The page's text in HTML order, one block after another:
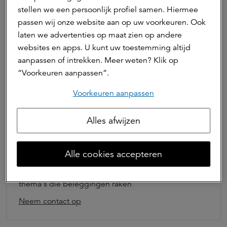
Marktontwikkelingen
Deel dit artikel
Mark Kamerman
Senior Beleggingsstrateeg
analyse van financiële markten vanuit (macro-)
thema's die beleggingen raken
Neem contact op
stellen we een persoonlijk profiel samen. Hiermee
passen wij onze website aan op uw voorkeuren. Ook
laten we advertenties op maat zien op andere
websites en apps. U kunt uw toestemming altijd
aanpassen of intrekken. Meer weten? Klik op
“Voorkeuren aanpassen”.
Voorkeuren aanpassen
Alles afwijzen
Alle cookies accepteren